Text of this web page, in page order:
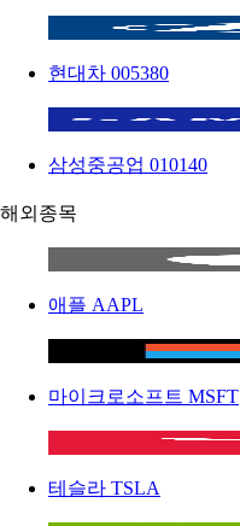
현대차 005380
삼성중공업 010140
해외종목
애플 AAPL
마이크로소프트 MSFT
테슬라 TSLA